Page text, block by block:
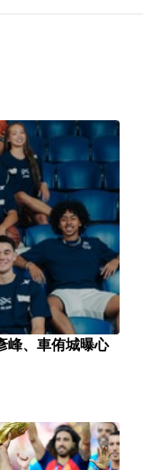
峰、車侑城曝心